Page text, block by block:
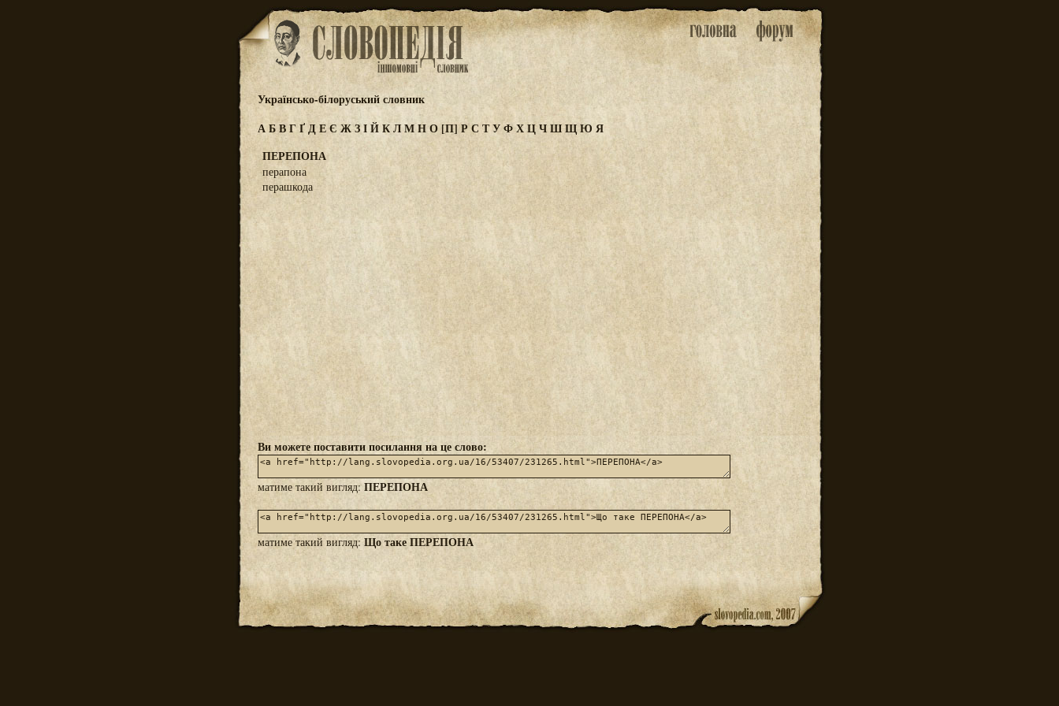
Українсько-білоруський словник
АБВГҐДЕЄ ЖЗІЙКЛМНО[П] РС ТУФХЦЧШЩЮ Я
ПЕРЕПОНА
перапона
перашкода
Ви можете поставити посилання на це слово:
матиме такий вигляд:ПЕРЕПОНА
матиме такий вигляд: Що таке ПЕРЕПОНА